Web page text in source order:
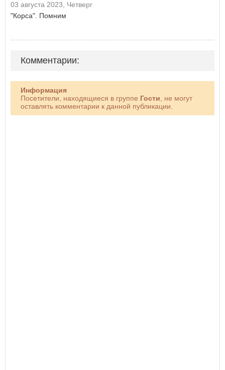
03 августа 2023, Четверг
"Корса". Помним
Комментарии:
Информация
Посетители, находящиеся в группе Гости, не могут
оставлять комментарии к данной публикации.